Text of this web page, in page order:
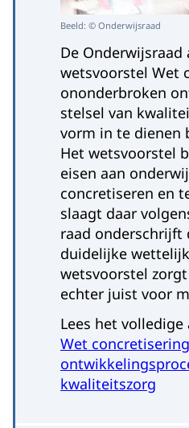
Beeld: © Onderwijsraad
De
wetsvoorstel Wet
ononderbroken
stelsel van
vorm in te dienen
Het wetsvoorstel
eisen aan
concretiseren en
slaagt daar
raad onderschrijft
duidelijke
wetsvoorstel
echter juist voor
Lees het volledige
Wet
kwaliteitszorg